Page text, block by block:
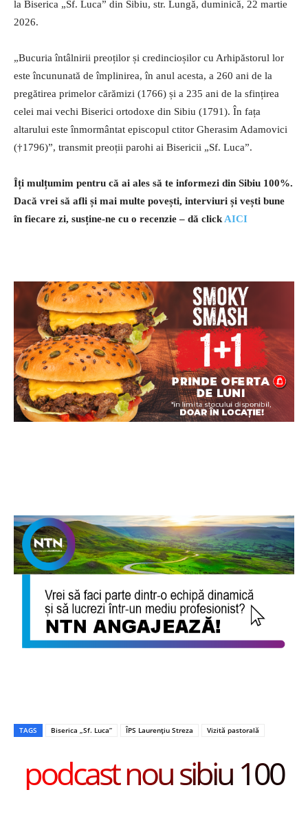
la Biserica „Sf. Luca” din Sibiu, str. Lungă, duminică, 22 martie
2026.
„Bucuria întâlnirii preoților și credincioșilor cu Arhipăstorul lor
este încununată de împlinirea, în anul acesta, a 260 ani de la
pregătirea primelor cărămizi (1766) și a 235 ani de la sfințirea
celei mai vechi Biserici ortodoxe din Sibiu (1791). În fața
altarului este înmormântat episcopul ctitor Gherasim Adamovici
(†1796)”, transmit preoții parohi ai Bisericii „Sf. Luca”.
Îți mulțumim pentru că ai ales să te informezi din Sibiu 100%.
Dacă vrei să afli și mai multe povești, interviuri și vești bune
în fiecare zi, susține-ne cu o recenzie – dă clickAICI
TAGS Biserica „Sf. Luca” ÎPS Laurențiu Streza Vizită pastorală
podcast nou sibiu 100